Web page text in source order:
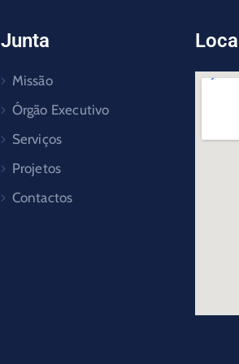
Junta
Missão
Órgão Executivo
Serviços
Projetos
Contactos